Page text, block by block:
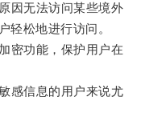
无法访问某些境外
轻松地进行访问。
功能，保护用户在
信息的用户来说尤